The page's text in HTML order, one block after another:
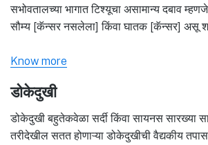
सभोवतालच्या भागात टिश्यूचा असामान्य दबाव
सौम्य [कॅन्सर नसलेला] किंवा घातक [कॅन्सर] असू
Know more
डोकेदुखी
डोकेदुखी बहुतेकवेळा सर्दी किंवा सायनस सारख्या
तरीदेखील सतत होणाऱ्या डोकेदुखीची वैद्यकीय